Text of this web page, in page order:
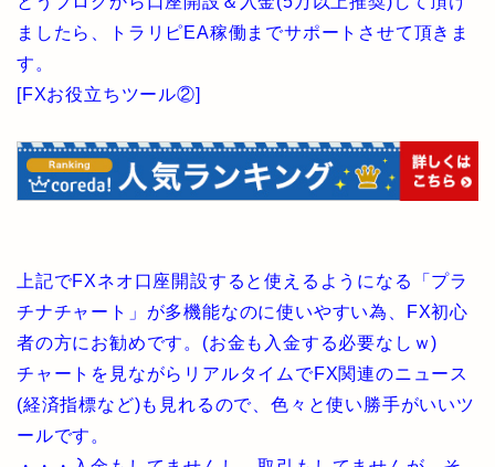
ましたら、トラリピEA稼働までサポートさせて頂きま
す。
[FXお役立ちツール②]
上記でFXネオ口座開設すると使えるようになる「プラ
チナチャート」が多機能なのに使いやすい為、FX初心
者の方にお勧めです。(お金も入金する必要なしｗ)
チャートを見ながらリアルタイムでFX関連のニュース
(経済指標など)も見れるので、色々と使い勝手がいいツ
ールです。